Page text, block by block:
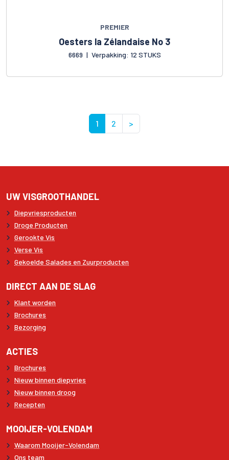
PREMIER
Oesters la Zélandaise No 3
6669 | Verpakking: 12 STUKS
1 2 >
UW VISGROOTHANDEL
Diepvriesproducten
Droge Producten
Gerookte Vis
Verse Vis
Gekoelde Salades en Zuurproducten
DIRECT AAN DE SLAG
Klant worden
Brochures
Bezorging
ACTIES
Brochures
Nieuw binnen diepvries
Nieuw binnen droog
Recepten
MOOIJER-VOLENDAM
Waarom Mooijer-Volendam
Ons team